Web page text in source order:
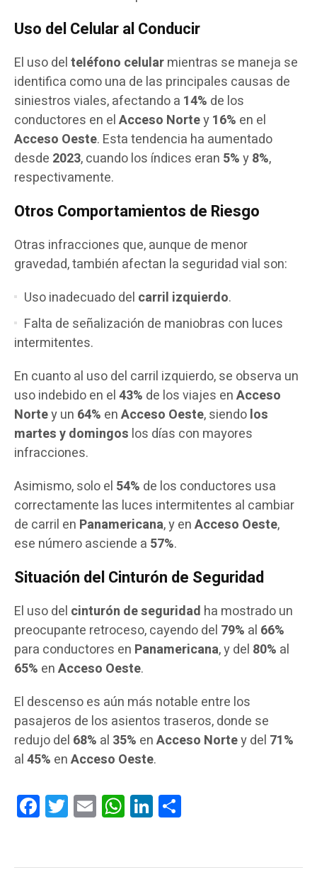
Uso del Celular al Conducir
El uso delteléfono celularmientras se maneja se
identifica como una de las principales causas de
siniestros viales, afectando a 14% de los
conductores en elAcceso Nortey16% en el
Acceso Oeste. Esta tendencia ha aumentado
desde 2023, cuando los índices eran 5%y8%,
respectivamente.
Otros Comportamientos de Riesgo
Otras infracciones que, aunque de menor
gravedad, también afectan la seguridad vial son:
Uso inadecuado del carril izquierdo.
Falta de señalización de maniobras con luces
intermitentes.
En cuanto al uso del carril izquierdo, se observa un
uso indebido en el43% de los viajes enAcceso
Nortey un 64% enAcceso Oeste, siendolos
martes y domingos los días con mayores
infracciones.
Asimismo, solo el 54% de los conductores usa
correctamente las luces intermitentes al cambiar
de carril en Panamericana, y enAcceso Oeste,
ese número asciende a 57%.
Situación del Cinturón de Seguridad
El uso del cinturón de seguridad ha mostrado un
preocupante retroceso, cayendo del 79% al 66%
para conductores en Panamericana, y del 80% al
65% enAcceso Oeste.
El descenso es aún más notable entre los
pasajeros de los asientos traseros, donde se
redujo del 68% al 35% enAcceso Nortey del 71%
al45% enAcceso Oeste.
FacebookTwitterEmail WhatsAppLinkedIn